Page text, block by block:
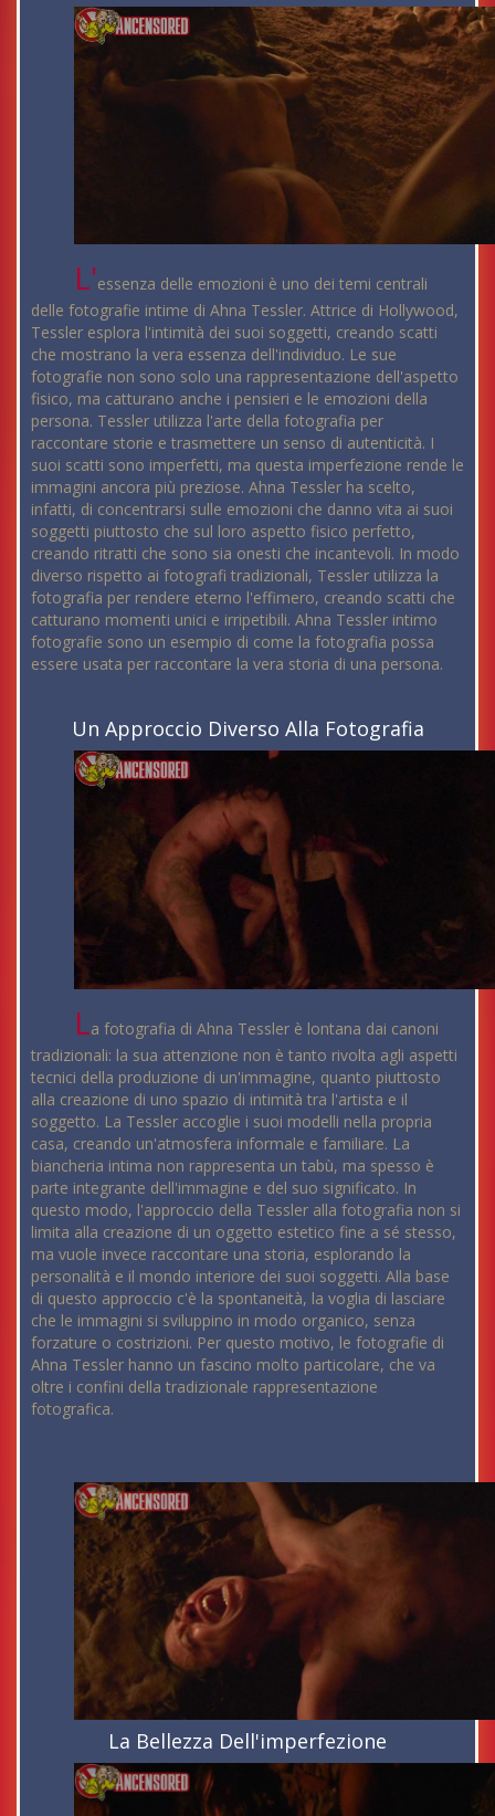
L'essenza delle emozioni è uno dei temi centrali
delle fotografie intime di Ahna Tessler. Attrice di Hollywood,
Tessler esplora l'intimità dei suoi soggetti, creando scatti
che mostrano la vera essenza dell'individuo. Le sue
fotografie non sono solo una rappresentazione dell'aspetto
fisico, ma catturano anche i pensieri e le emozioni della
persona. Tessler utilizza l'arte della fotografia per
raccontare storie e trasmettere un senso di autenticità. I
suoi scatti sono imperfetti, ma questa imperfezione rende le
immagini ancora più preziose. Ahna Tessler ha scelto,
infatti, di concentrarsi sulle emozioni che danno vita ai suoi
soggetti piuttosto che sul loro aspetto fisico perfetto,
creando ritratti che sono sia onesti che incantevoli. In modo
diverso rispetto ai fotografi tradizionali, Tessler utilizza la
fotografia per rendere eterno l'effimero, creando scatti che
catturano momenti unici e irripetibili. Ahna Tessler intimo
fotografie sono un esempio di come la fotografia possa
essere usata per raccontare la vera storia di una persona.
Un Approccio Diverso Alla Fotografia
La fotografia di Ahna Tessler è lontana dai canoni
tradizionali: la sua attenzione non è tanto rivolta agli aspetti
tecnici della produzione di un'immagine, quanto piuttosto
alla creazione di uno spazio di intimità tra l'artista e il
soggetto. La Tessler accoglie i suoi modelli nella propria
casa, creando un'atmosfera informale e familiare. La
biancheria intima non rappresenta un tabù, ma spesso è
parte integrante dell'immagine e del suo significato. In
questo modo, l'approccio della Tessler alla fotografia non si
limita alla creazione di un oggetto estetico fine a sé stesso,
ma vuole invece raccontare una storia, esplorando la
personalità e il mondo interiore dei suoi soggetti. Alla base
di questo approccio c'è la spontaneità, la voglia di lasciare
che le immagini si sviluppino in modo organico, senza
forzature o costrizioni. Per questo motivo, le fotografie di
Ahna Tessler hanno un fascino molto particolare, che va
oltre i confini della tradizionale rappresentazione
fotografica.
La Bellezza Dell'imperfezione